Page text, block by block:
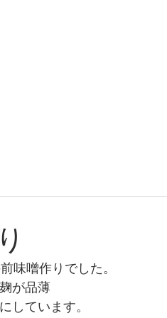
味噌作りでした。
が品薄
しています。